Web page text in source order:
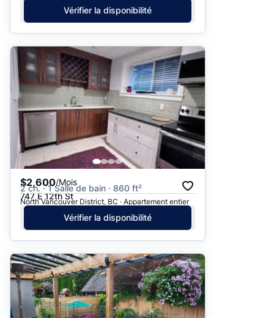
Vérifier la disponibilité
$2,600/Mois
2 ch. · 1 Salle de bain · 860 ft²
747 E 12th St
North Vancouver District, BC · Appartement entier
Vérifier la disponibilité